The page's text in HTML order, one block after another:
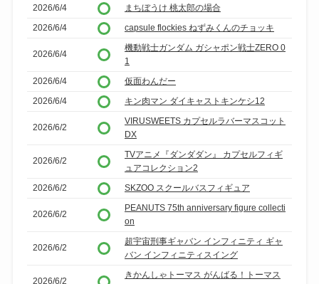
2026/6/4
まちぼうけ 桃太郎の場合
2026/6/4
capsule flockies ねずみくんのチョッキ
2026/6/4
機動戦士ガンダム ガシャポン戦士ZERO 0
1
2026/6/4
仮面わんだー
2026/6/4
キン肉マン ダイキャストキンケシ12
2026/6/2
VIRUSWEETS カプセルラバーマスコット
DX
2026/6/2
TVアニメ『ダンダダン』 カプセルフィギ
ュアコレクション2
2026/6/2
SKZOO スクールバスフィギュア
2026/6/2
PEANUTS 75th anniversary figure collecti
on
2026/6/2
超宇宙刑事ギャバン インフィニティ ギャ
バン インフィニティスイング
2026/6/2
きかんしゃトーマス がんばる！トーマス